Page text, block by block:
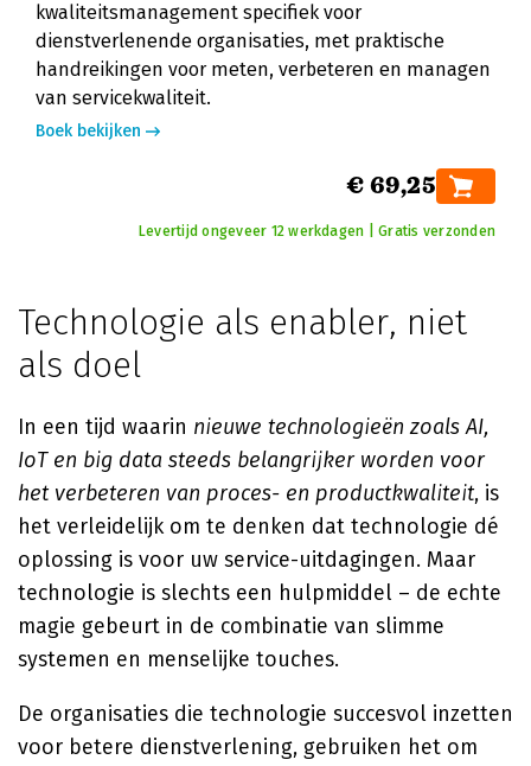
kwaliteitsmanagement specifiek voor
dienstverlenende organisaties, met praktische
handreikingen voor meten, verbeteren en managen
van servicekwaliteit.
Boek bekijken
€ 69,25
Levertijd ongeveer 12 werkdagen | Gratis verzonden
Technologie als enabler, niet
als doel
In een tijd waarin nieuwe technologieën zoals AI,
IoT en big data steeds belangrijker worden voor
het verbeteren van proces- en productkwaliteit, is
het verleidelijk om te denken dat technologie dé
oplossing is voor uw service-uitdagingen. Maar
technologie is slechts een hulpmiddel – de echte
magie gebeurt in de combinatie van slimme
systemen en menselijke touches.
De organisaties die technologie succesvol inzetten
voor betere dienstverlening, gebruiken het om